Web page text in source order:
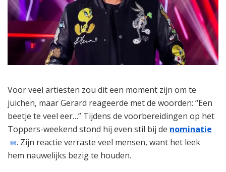
Voor veel artiesten zou dit een moment zijn om te
juichen, maar Gerard reageerde met de woorden: “Een
beetje te veel eer…” Tijdens de voorbereidingen op het
Toppers-weekend stond hij even stil bij de nominatie
. Zijn reactie verraste veel mensen, want het leek
hem nauwelijks bezig te houden.